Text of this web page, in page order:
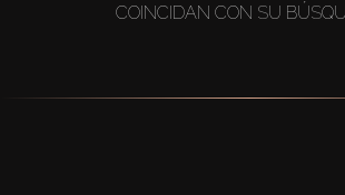
COINCIDAN CON SU